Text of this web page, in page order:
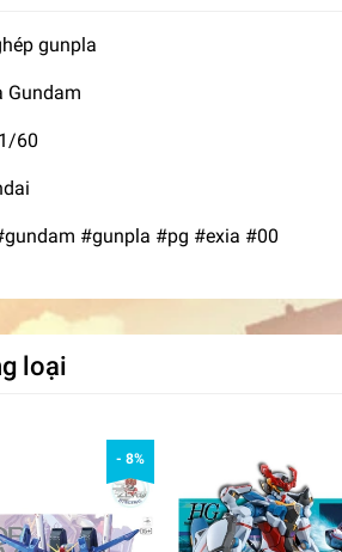
gunpla
Gundam
60
#gunpla #pg #exia #00
loại
- 8%